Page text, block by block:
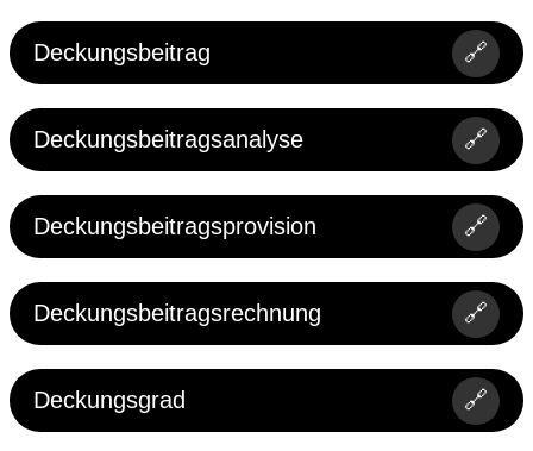
Deckungsbeitrag 🔗
Deckungsbeitragsanalyse 🔗
Deckungsbeitragsprovision 🔗
Deckungsbeitragsrechnung 🔗
Deckungsgrad 🔗